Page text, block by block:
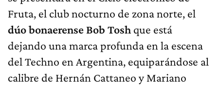
Fruta, el club nocturno de zona norte, el
dúo bonaerense Bob Tosh que está
dejando una marca profunda en la escena
del Techno en Argentina, equiparándose al
calibre de Hernán Cattaneo y Mariano